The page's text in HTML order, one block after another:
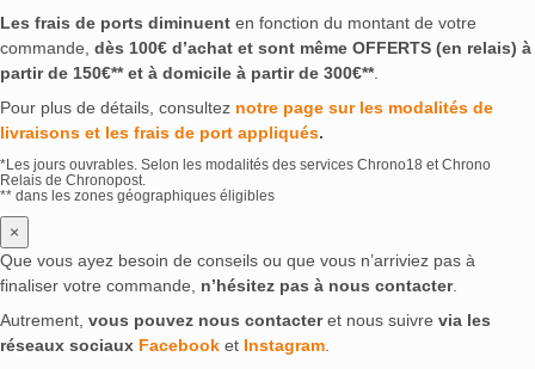
Les frais de ports diminuent en fonction du montant de votre
commande, dès 100€ d’achat et sont même OFFERTS (en relais) à
partir de 150€** et à domicile à partir de 300€**.
Pour plus de détails, consultez notre page sur les modalités de
livraisons et les frais de port appliqués.
*Les jours ouvrables. Selon les modalités des services Chrono18 et Chrono
Relais de Chronopost.
** dans les zones géographiques éligibles
×
Que vous ayez besoin de conseils ou que vous n’arriviez pas à
finaliser votre commande, n’hésitez pas à nous contacter.
Autrement, vous pouvez nous contacteret nous suivre via les
réseaux sociaux Facebook et Instagram.